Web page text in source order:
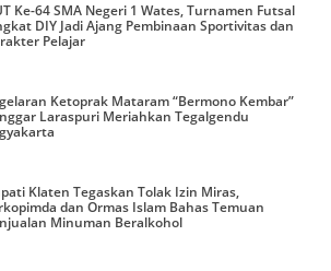
Ke-64 SMA Negeri 1 Wates, Turnamen Futsal
DIY Jadi Ajang Pembinaan Sportivitas dan
Pelajar
Ketoprak Mataram “Bermono Kembar”
Laraspuri Meriahkan Tegalgendu
Klaten Tegaskan Tolak Izin Miras,
dan Ormas Islam Bahas Temuan
Minuman Beralkohol